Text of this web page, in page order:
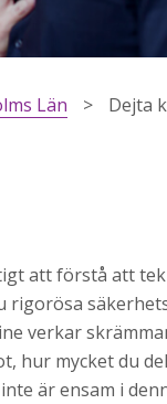
Län Dejta
att förstå att
rigorösa
verkar
hur mycket du
är ensam i